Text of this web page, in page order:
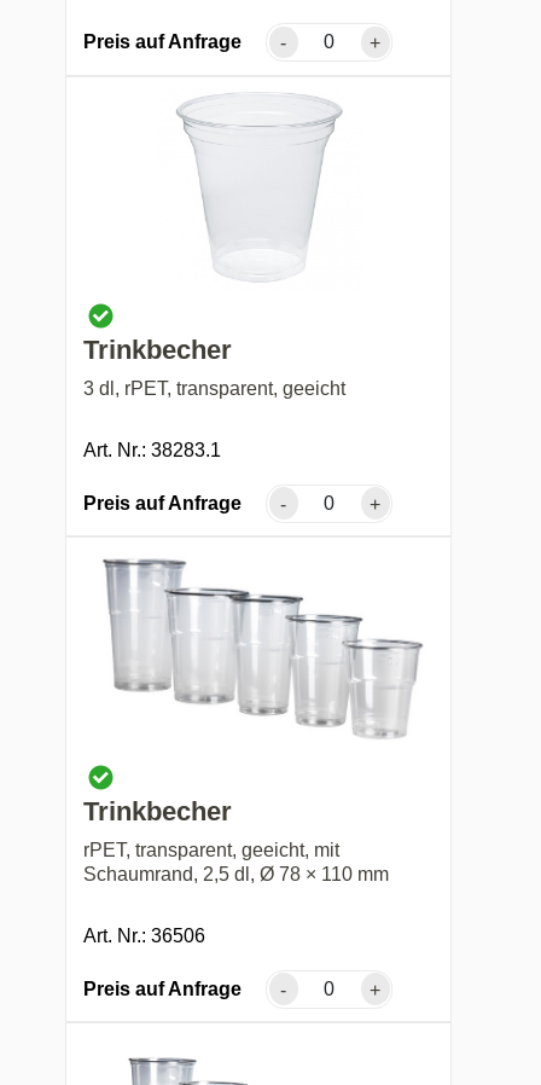
Preis auf Anfrage - +
Trinkbecher
3 dl, rPET, transparent, geeicht
Art. Nr.: 38283.1
Preis auf Anfrage - +
Trinkbecher
rPET, transparent, geeicht, mit
Schaumrand, 2,5 dl, Ø 78 × 110 mm
Art. Nr.: 36506
Preis auf Anfrage - +